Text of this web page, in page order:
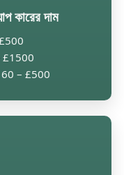
কারের দাম
£1500
– £500